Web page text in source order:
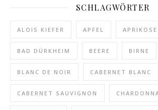
SCHLAGWÖRTER
ALOIS KIEFER APFEL APRIKOSE
BAD DÜRKHEIM BEERE BIRNE
BLANC DE NOIR CABERNET BLANC
CABERNET SAUVIGNON